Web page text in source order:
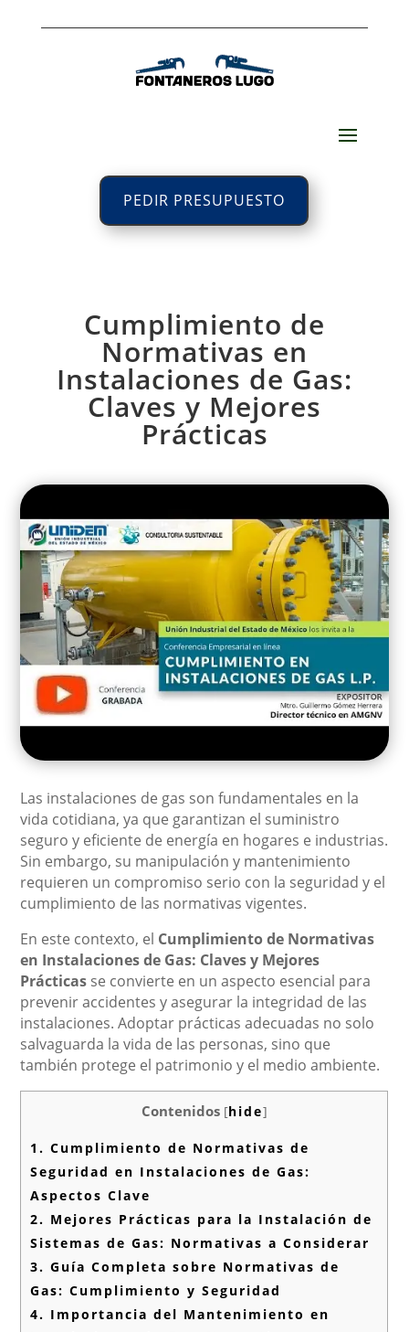
PEDIR PRESUPUESTO
Cumplimiento de
Normativas en
Instalaciones de Gas:
Claves y Mejores
Prácticas
Las instalaciones de gas son fundamentales en la
vida cotidiana, ya que garantizan el suministro
seguro y eficiente de energía en hogares e industrias.
Sin embargo, su manipulación y mantenimiento
requieren un compromiso serio con la seguridad y el
cumplimiento de las normativas vigentes.
En este contexto, el Cumplimiento de Normativas
en Instalaciones de Gas: Claves y Mejores
Prácticas se convierte en un aspecto esencial para
prevenir accidentes y asegurar la integridad de las
instalaciones. Adoptar prácticas adecuadas no solo
salvaguarda la vida de las personas, sino que
también protege el patrimonio y el medio ambiente.
Contenidos [hide]
1. Cumplimiento de Normativas de
Seguridad en Instalaciones de Gas:
Aspectos Clave
2. Mejores Prácticas para la Instalación de
Sistemas de Gas: Normativas a Considerar
3. Guía Completa sobre Normativas de
Gas: Cumplimiento y Seguridad
4. Importancia del Mantenimiento en